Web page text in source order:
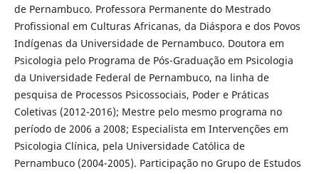
de Pernambuco. Professora Permanente do Mestrado
Profissional em Culturas Africanas, da Diáspora e dos Povos
Indígenas da Universidade de Pernambuco. Doutora em
Psicologia pelo Programa de Pós-Graduação em Psicologia
da Universidade Federal de Pernambuco, na linha de
pesquisa de Processos Psicossociais, Poder e Práticas
Coletivas (2012-2016); Mestre pelo mesmo programa no
período de 2006 a 2008; Especialista em Intervenções em
Psicologia Clínica, pela Universidade Católica de
Pernambuco (2004-2005). Participação no Grupo de Estudos